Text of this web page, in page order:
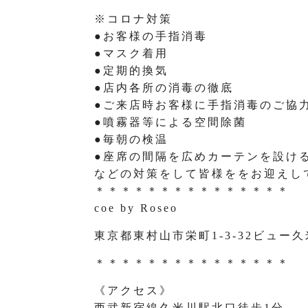
※コロナ対策
●お客様の手指消毒
●マスク着用
●定期的換気
●店内各所の消毒の徹底
●ご来店時お客様に手指消毒のご協力
●噴霧器等による空間除菌
●毎朝の検温
●座席の間隔を広めカーテンを設ける
などの対策をして皆様ををお迎えし
＊＊＊＊＊＊＊＊＊＊＊＊＊＊＊
coe by Roseo
東京都東村山市栄町1-3-32ビュー久
＊＊＊＊＊＊＊＊＊＊＊＊＊＊＊
《アクセス》